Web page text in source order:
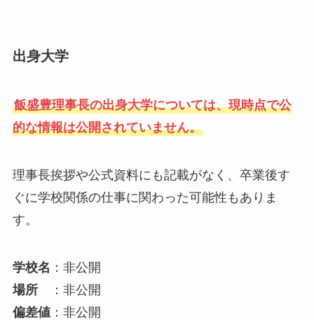
出身大学
飯盛豊理事長の出身大学については、現時点で公
的な情報は公開されていません。
理事長挨拶や公式資料にも記載がなく、卒業後す
ぐに学校関係の仕事に関わった可能性もありま
す。
学校名 ：非公開
場所：非公開
偏差値：非公開